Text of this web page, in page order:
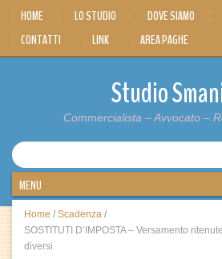
HOME LO STUDIO DOVE SIAMO
CONTATTI
LINK AREA PAGHE
Studio
Commercialista – Avvocato –
Home / Scadenza /
SOSTITUTI D’IMPOSTA – Versamento
diversi